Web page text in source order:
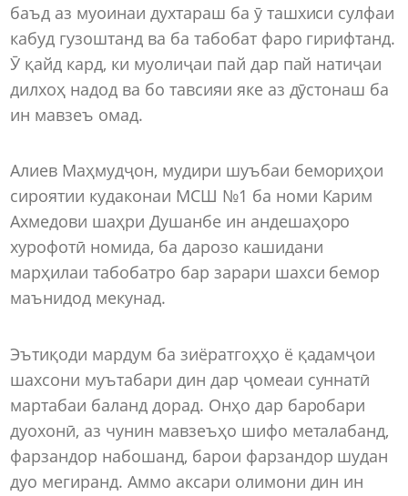
баъд аз муоинаи духтараш ба ӯ ташхиси сулфаи
кабуд гузоштанд ва ба табобат фаро гирифтанд.
Ӯ қайд кард, ки муолиҷаи пай дар пай натиҷаи
дилхоҳ надод ва бо тавсияи яке аз дӯстонаш ба
ин мавзеъ омад.
Алиев Маҳмудҷон, мудири шуъбаи бемориҳои
сироятии кудаконаи МСШ №1 ба номи Карим
Ахмедови шаҳри Душанбе ин андешаҳоро
хурофотӣ номида, ба дарозо кашидани
марҳилаи табобатро бар зарари шахси бемор
маънидод мекунад.
Эътиқоди мардум ба зиёратгоҳҳо ё қадамҷои
шахсони муътабари дин дар ҷомеаи суннатӣ
мартабаи баланд дорад. Онҳо дар баробари
дуохонӣ, аз чунин мавзеъҳо шифо металабанд,
фарзандор набошанд, барои фарзандор шудан
дуо мегиранд. Аммо аксари олимони дин ин